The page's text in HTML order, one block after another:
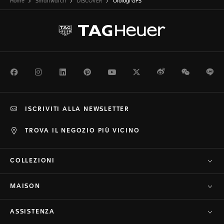
Home Smartwatch DISCOVER Orologi GPS
FacebookInstagramLinkedInPinterestYoutubeTwitterWeiboWeChat
TROVA IL NEGOZIO PIÙ VICINO
ISCRIVITI ALLA NEWSLETTER
COLLEZIONI
MAISON
ASSISTENZA